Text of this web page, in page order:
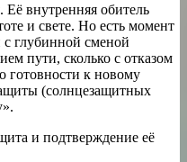
внутренняя обитель
и свете. Но есть момент
с глубинной сменой
пути, сколько с отказом
готовности к новому
(солнцезащитных
и подтверждение её